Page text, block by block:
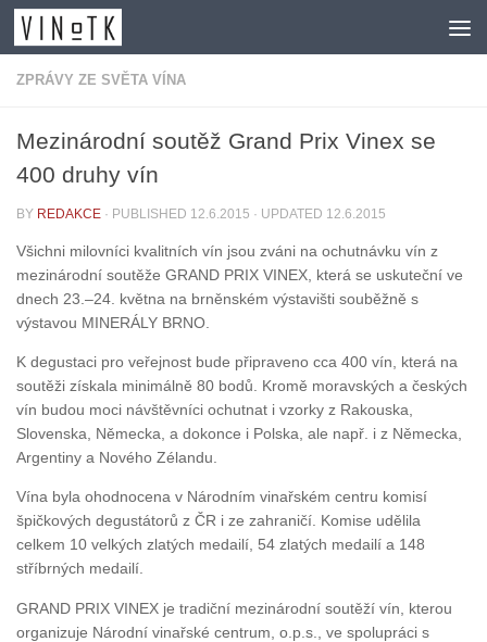
Skip to content
ZPRÁVY ZE SVĚTA VÍNA
Mezinárodní soutěž Grand Prix Vinex se
400 druhy vín
BY REDAKCE · PUBLISHED 12.6.2015 · UPDATED 12.6.2015
Všichni milovníci kvalitních vín jsou zváni na ochutnávku vín z
mezinárodní soutěže GRAND PRIX VINEX, která se uskuteční ve
dnech 23.–24. května na brněnském výstavišti souběžně s
výstavou MINERÁLY BRNO.
K degustaci pro veřejnost bude připraveno cca 400 vín, která na
soutěži získala minimálně 80 bodů. Kromě moravských a českých
vín budou moci návštěvníci ochutnat i vzorky z Rakouska,
Slovenska, Německa, a dokonce i Polska, ale např. i z Německa,
Argentiny a Nového Zélandu.
Vína byla ohodnocena v Národním vinařském centru komisí
špičkových degustátorů z ČR i ze zahraničí. Komise udělila
celkem 10 velkých zlatých medailí, 54 zlatých medailí a 148
stříbrných medailí.
GRAND PRIX VINEX je tradiční mezinárodní soutěží vín, kterou
organizuje Národní vinařské centrum, o.p.s., ve spolupráci s